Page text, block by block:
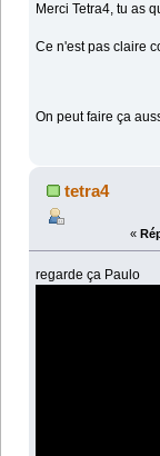
Merci Tetra4, tu as
Ce n'est pas claire
On peut faire ça
tetra4
«
regarde ça Paulo